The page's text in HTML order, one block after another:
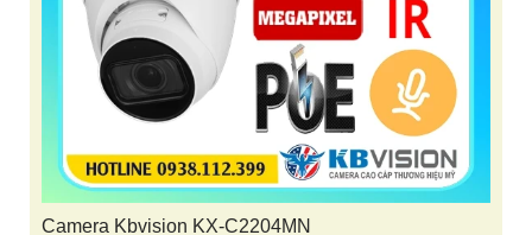
Camera Kbvision KX-C2204MN